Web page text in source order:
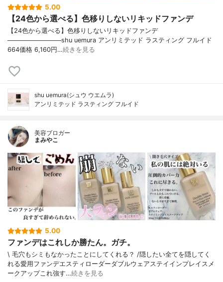
5.00
【24色から選べる】色移りしないリキッドファンデ
【24色から選べる】色移りしないリキッドファンデ
────────────shu uemura アンリミテッド ラスティング フルイド
664価格 6,160円…続きを見る
shu uemura(シュウ ウエムラ)
アンリミテッド ラスティング フルイド
美容ブロガー
まみやこ
5.00
ファンデはこれしか勝たん。ガチ。
\ 毛穴もシミもなかったことにしてくれる？ /⁡⁡隠したい全てを隠してく
れる愛用ファンデ⁡エスティローダーダブルウェアステイインプレイスメ
ークアップ⁡⁡これ強す…続きを見る